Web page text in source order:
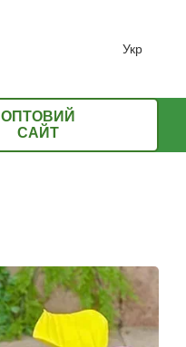
Укр
ОПТОВИЙ
САЙТ